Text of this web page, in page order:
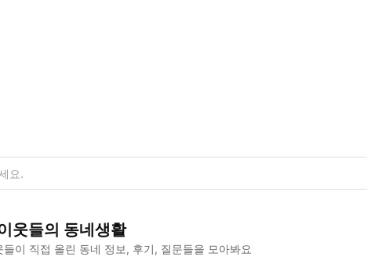
웃들의 동네생활
들이 직접 올린 동네 정보, 후기, 질문들을 모아봐요